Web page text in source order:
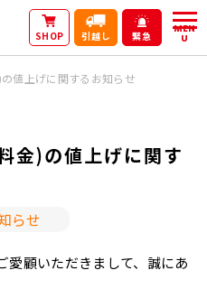
SHOP 引越し 緊急
MEN
U
値上げに関するお知らせ
らせ
金)の値上げに関す
愛顧いただきまして、誠にあ